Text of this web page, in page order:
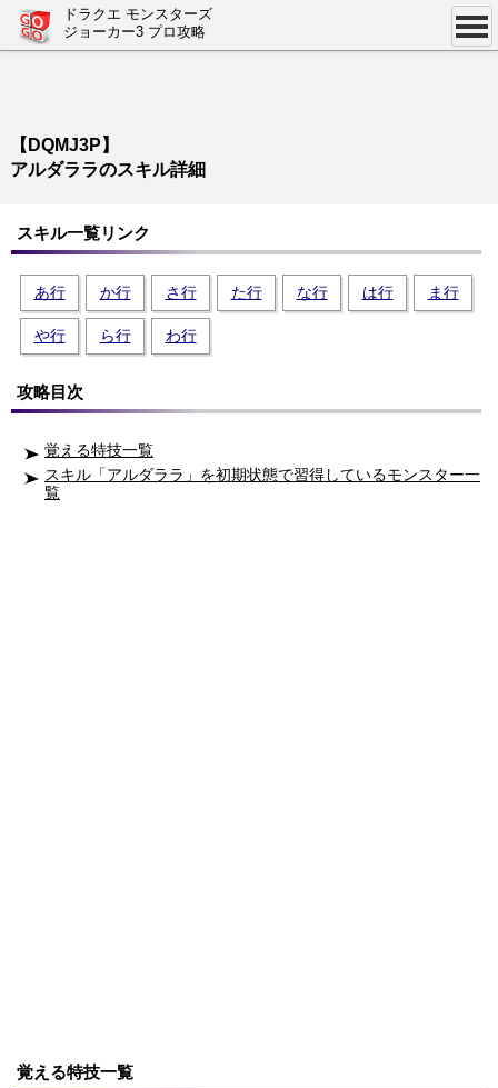
ドラクエ モンスターズ
ジョーカー3 プロ攻略
【DQMJ3P】
アルダララのスキル詳細
スキル一覧リンク
あ行 か行 さ行 た行 な行 は行 ま行
や行 ら行 わ行
攻略目次
覚える特技一覧
スキル「アルダララ」を初期状態で習得しているモンスター一
覧
覚える特技一覧